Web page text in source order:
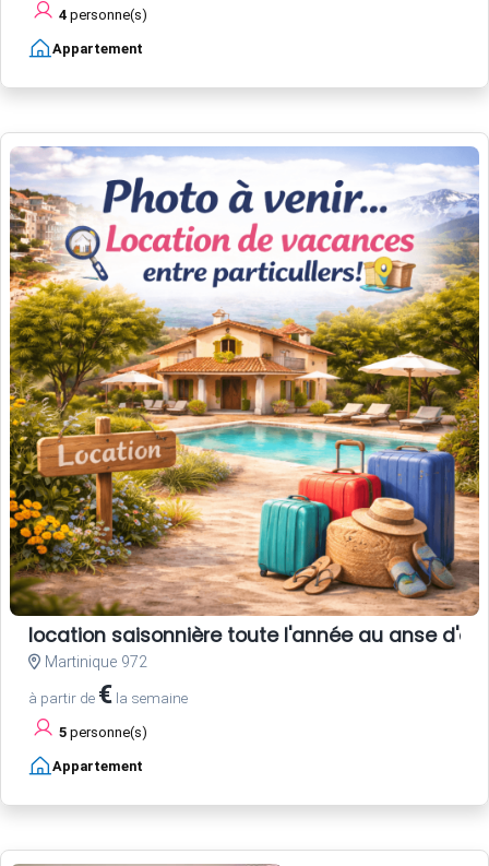
4 personne(s)
Appartement
location saisonnière toute l'année au anse
Martinique 972
à partir de € la semaine
5 personne(s)
Appartement